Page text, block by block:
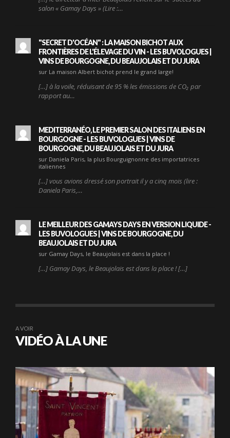
salon « Gamay Days » (Lire :…
"SECRET D'OCÉAN" : LA MAISON BICHOT AUX
FRONTIÈRES DE L'ÉLEVAGE DU VIN - LES BUVOLOGUES |
VINS DE BOURGOGNE, DU BEAUJOLAIS ET DU JURA
sur La maison Albert bichot prend le grand large!
[…] à la voile, réduisant de 95 % les émissions de CO₂ par
rapport au…
MEDITERRANÉO, LE PREMIER SALON DES ITALIENS EN
BOURGOGNE - LES BUVOLOGUES | VINS DE
BOURGOGNE, DU BEAUJOLAIS ET DU JURA
sur Daniela Paris, la plus Bourguignonne des importatrices
italiennes
[…] vous avions dressé son portrait il y a cinq mois (lire :
Daniela Paris,…
LE MEILLEUR DES GAMAYS DAYS EN VERSION LIQUIDE -
LES BUVOLOGUES | VINS DE BOURGOGNE, DU
BEAUJOLAIS ET DU JURA
sur Gamay Days, le Beaujolais est dans la place !
[…] Gamay Days, le Beaujolais est dans la place ! […]
A VOIR
VIDÉO À LA UNE